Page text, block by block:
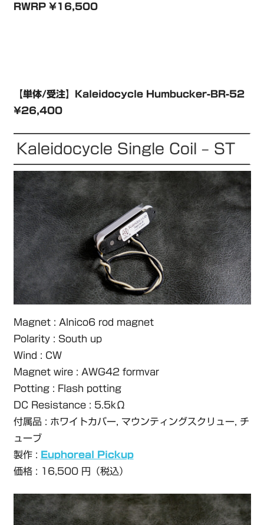
RWRP ¥16,500
【単体/受注】Kaleidocycle Humbucker-BR-52
¥26,400
Kaleidocycle Single Coil – ST
Magnet : Alnico6 rod magnet
Polarity : South up
Wind : CW
Magnet wire : AWG42 formvar
Potting : Flash potting
DC Resistance : 5.5kΩ
付属品 : ホワイトカバー, マウンティングスクリュー, チ
ューブ
製作 : Euphoreal Pickup
価格 : 16,500 円（税込）